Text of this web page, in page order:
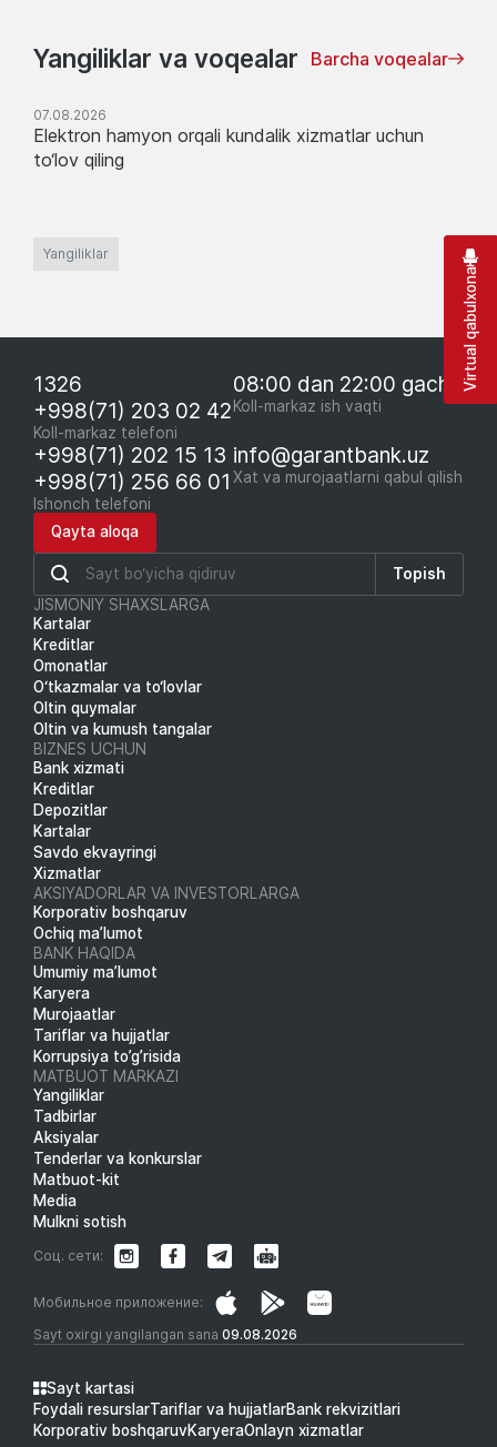
Yangiliklar va voqealar Barcha voqealar
07.08.2026
Elektron hamyon orqali kundalik xizmatlar uchun
to‘lov qiling
Yangiliklar
1326
+998(71) 203 02 42
Koll-markaz telefoni
08:00 dan 22:00 gacha
Koll-markaz ish vaqti
+998(71) 202 15 13
+998(71) 256 66 01
Ishonch telefoni
info@garantbank.uz
Xat va murojaatlarni qabul qilish
Qayta aloqa
Topish
JISMONIY SHAXSLARGA
Kartalar
Kreditlar
Omonatlar
O‘tkazmalar va to‘lovlar
Oltin quymalar
Oltin va kumush tangalar
BIZNES UCHUN
Bank xizmati
Kreditlar
Depozitlar
Kartalar
Savdo ekvayringi
Xizmatlar
AKSIYADORLAR VA INVESTORLARGA
Korporativ boshqaruv
Ochiq ma’lumot
BANK HAQIDA
Umumiy ma’lumot
Karyera
Murojaatlar
Tariflar va hujjatlar
Korrupsiya to’g’risida
MATBUOT MARKAZI
Yangiliklar
Tadbirlar
Aksiyalar
Tenderlar va konkurslar
Matbuot-kit
Media
Mulkni sotish
Sayt oxirgi yangilangan sana 09.08.2026
Мобильное приложение:
Соц. сети:
Sayt kartasi
Foydali resurslarTariflar va hujjatlarBank rekvizitlari
Korporativ boshqaruvKaryeraOnlayn xizmatlar
Virtual qabulxona